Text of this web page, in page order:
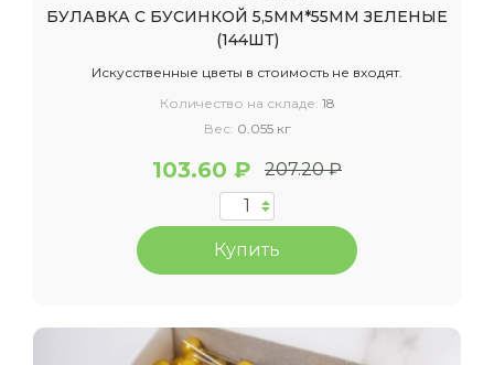
БУЛАВКА С БУСИНКОЙ 5,5ММ*55ММ ЗЕЛЕНЫЕ
(144ШТ)
Искусственные цветы в стоимость не входят.
Количество на складе: 18
Вес: 0.055 кг
103.60 ₽ 207.20 ₽
Купить